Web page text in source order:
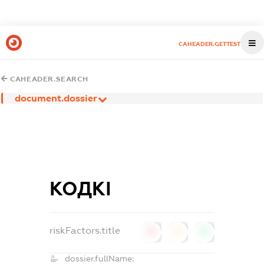
CAHEADER.GETTEST
CAHEADER.SEARCH
document.dossier
КОДКІ
riskFactors.title
dossier.fullName: